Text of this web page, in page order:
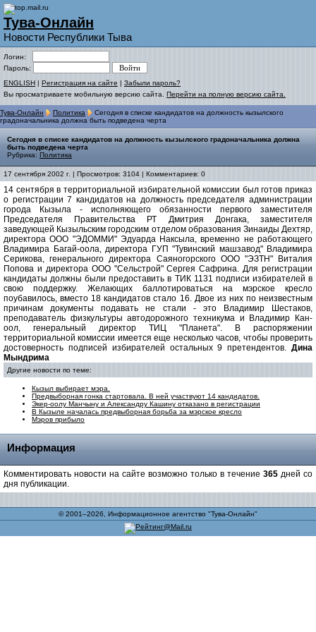
Тува-Онлайн
Новости Республики Тыва
Логин:
Пароль:
ENGLISH | Регистрация на сайте | Забыли пароль?
Вы просматриваете мобильную версию сайта. Перейти на полную версию сайта.
Тува-Онлайн Политика
Сегодня в списке кандидатов на должность кызылского
градоначальника должна быть подведена черта
Сегодня в списке кандидатов на должность кызылского градоначальника должна
быть подведена черта
Рубрика: Политика
17 сентября 2002 г. | Просмотров: 3104 | Комментариев: 0
14 сентября в территориальной избирательной комиссии был готов приказ
о регистрации 7 кандидатов на должность председателя администрации
города Кызыла - исполняющего обязанности первого заместителя
Председателя Правительства РТ Дмитрия Донгака, заместителя
заведующей Кызыльским городским отделом образования Зинаиды Дехтяр,
директора ООО "ЭДОММИ" Эдуарда Наксыла, временно не работающего
Владимира Багай-оола, директора ГУП "Тувинский машзавод" Владимира
Серикова, генерального директора Саяногорского ООО "ЭЗТН" Виталия
Попова и директора ООО "Сельстрой" Сергея Сафрина. Для регистрации
кандидаты должны были предоставить в ТИК 1131 подписи избирателей в
свою поддержку. Желающих баллотироваться на мэрское кресло
поубавилось, вместо 18 кандидатов стало 16. Двое из них по неизвестным
причинам документы подавать не стали - это Владимир Шестаков,
преподаватель физкультуры автодорожного техникума и Владимир Кан-
оол, генеральный директор ТИЦ "Планета". В распоряжении
территориальной комиссии имеется еще несколько часов, чтобы проверить
достоверность подписей избирателей остальных 9 претендентов. Дина
Мындрима
Другие новости по теме:
Кызыл выбирает мэра.
Предвыборная гонка стартовала. В ней участвуют 14 кандидатов.
Экер-оолу Манчыну и Александру Кашину отказано в регистрации
В Кызыле началась предвыборная борьба за мэрское кресло
Мэров прибыло
Информация
Комментировать новости на сайте возможно только в течение 365 дней со
дня публикации.
© 2001–2026, Информационное агентство "Тува-Онлайн"